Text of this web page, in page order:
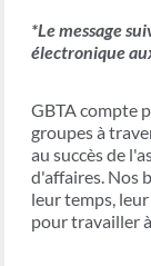
*Le message
électronique
GBTA compte
groupes à
au succès de
d'affaires. Nos
leur temps,
pour travailler